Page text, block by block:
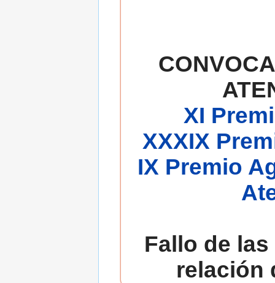
XI
XXXIX
IX Premio
Fallo de
relación